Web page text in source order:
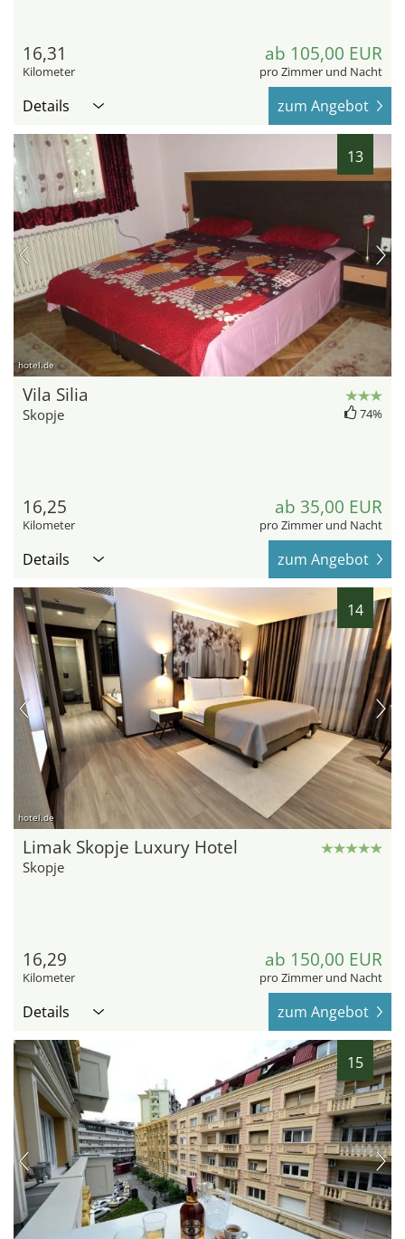
16,31
Kilometer
ab 105,00 EUR
pro Zimmer und Nacht
Details zum Angebot
13
hotel.de
Vila Silia
Skopje 74%
16,25
Kilometer
ab 35,00 EUR
pro Zimmer und Nacht
Details zum Angebot
14
hotel.de
Limak Skopje Luxury Hotel
Skopje
16,29
Kilometer
ab 150,00 EUR
pro Zimmer und Nacht
Details zum Angebot
15